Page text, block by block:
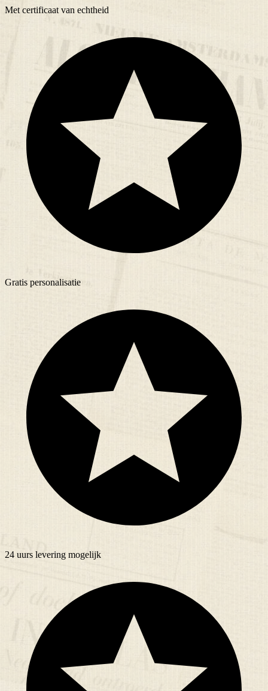
Met certificaat van echtheid
Gratis personalisatie
24 uurs levering mogelijk